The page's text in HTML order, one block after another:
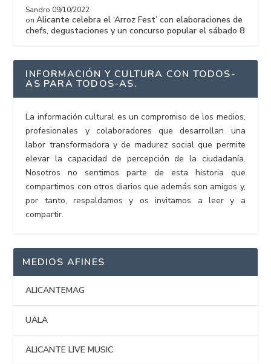
Sandro 09/10/2022
onAlicante celebra el ‘Arroz Fest’ con elaboraciones de
chefs, degustaciones y un concurso popular el sábado 8
INFORMACIÓN Y CULTURA CON TODOS-
AS PARA TODOS-AS.
La información cultural es un compromiso de los medios,
profesionales y colaboradores que desarrollan una
labor transformadora y de madurez social que permite
elevar la capacidad de percepción de la ciudadanía.
Nosotros no sentimos parte de esta historia que
compartimos con otros diarios que además son amigos y,
por tanto, respaldamos y os invitamos a leer y a
compartir.
MEDIOS AFINES
ALICANTEMAG
UALA
ALICANTE LIVE MUSIC